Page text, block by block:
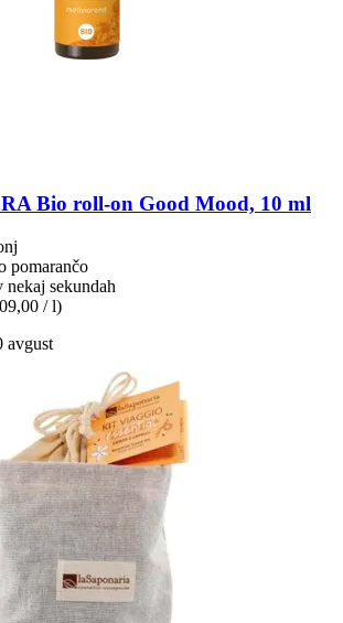
Bio roll-​on Good Mood, 10 ml
pomarančo
nekaj sekundah
/ l)
avgust